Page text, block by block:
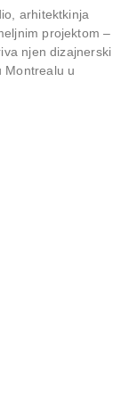
arhitektkinja
projektom –
njen dizajnerski
Montrealu u